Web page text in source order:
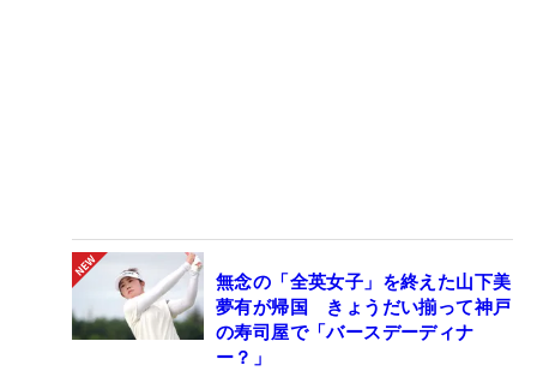
無念の「全英女子」を終えた山下美
夢有が帰国 きょうだい揃って神戸
の寿司屋で「バースデーディナ
ー？」